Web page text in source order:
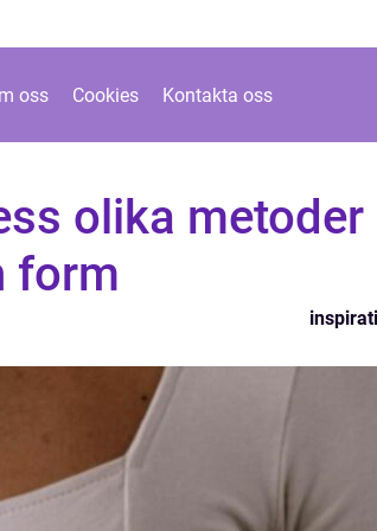
oss Cookies Kontakta oss
olika metoder
form